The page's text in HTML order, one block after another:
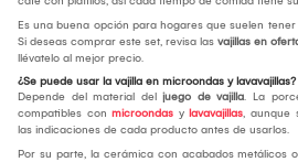
Es una buena opción para hogares que suelen
Si deseas comprar este set, revisa las vajillas en
llévatelo al mejor precio.
¿Se puede usar la vajilla en microondas y lavavajillas?
Depende del material del juego de vajilla. La
compatibles con microondas y lavavajillas, aunque
las indicaciones de cada producto antes de usarlos.
Por su parte, la cerámica con acabados metálicos